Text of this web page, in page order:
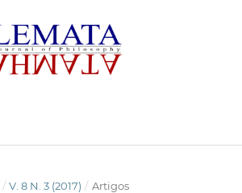
/ V. 8 N. 3 (2017) / Artigos